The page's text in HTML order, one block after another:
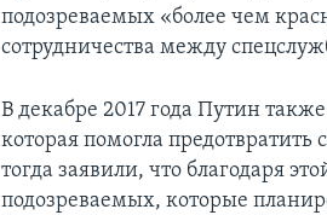
подозреваемых «более чем
сотрудничества между
В декабре 2017 года Путин
которая помогла
тогда заявили, что благодаря
подозреваемых, которые